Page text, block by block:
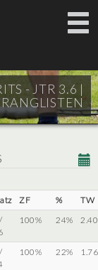
- JTR 3.6 |
ZF %
TW
100% 24%
100% 22%